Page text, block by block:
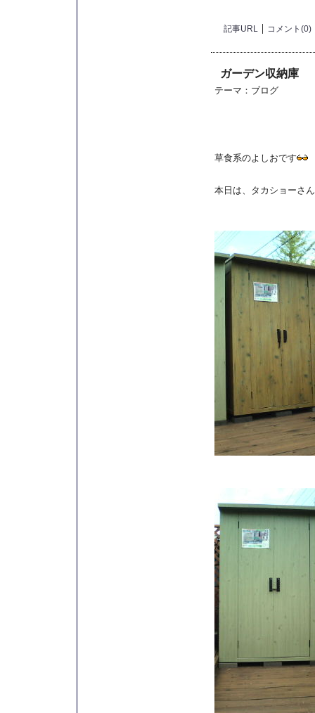
記事URL コメント(0)
ガーデン収納庫
テーマ： ブログ
草食系のよしおです
本日は、タカショーさ